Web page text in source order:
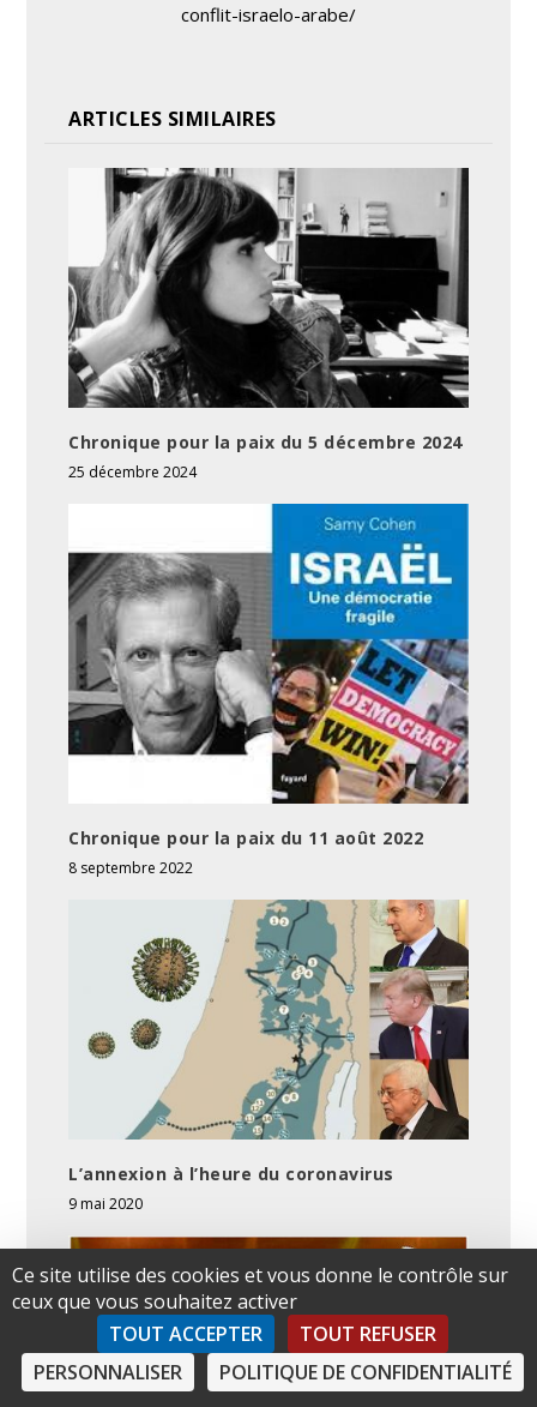
conflit-israelo-arabe/
ARTICLES SIMILAIRES
Chronique pour la paix du 5 décembre 2024
25 décembre 2024
Chronique pour la paix du 11 août 2022
8 septembre 2022
L’annexion à l’heure du coronavirus
9 mai 2020
Ce site utilise des cookies et vous donne le contrôle sur
ceux que vous souhaitez activer
TOUT ACCEPTER
TOUT REFUSER
PERSONNALISER
POLITIQUE DE CONFIDENTIALITÉ